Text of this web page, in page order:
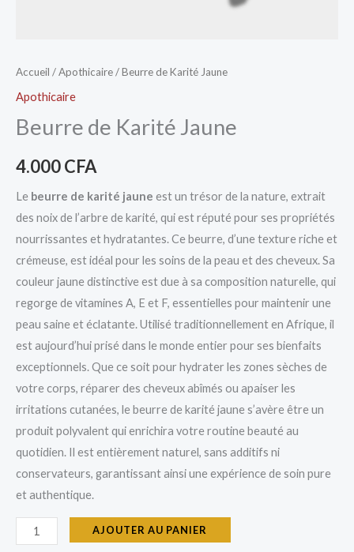
Accueil /Apothicaire/ Beurre de Karité Jaune
Apothicaire
Beurre de Karité Jaune
4.000CFA
Le beurre de karité jaune est un trésor de la nature, extrait
des noix de l’arbre de karité, qui est réputé pour ses propriétés
nourrissantes et hydratantes. Ce beurre, d’une texture riche et
crémeuse, est idéal pour les soins de la peau et des cheveux. Sa
couleur jaune distinctive est due à sa composition naturelle, qui
regorge de vitamines A, E et F, essentielles pour maintenir une
peau saine et éclatante. Utilisé traditionnellement en Afrique, il
est aujourd’hui prisé dans le monde entier pour ses bienfaits
exceptionnels. Que ce soit pour hydrater les zones sèches de
votre corps, réparer des cheveux abîmés ou apaiser les
irritations cutanées, le beurre de karité jaune s’avère être un
produit polyvalent qui enrichira votre routine beauté au
quotidien. Il est entièrement naturel, sans additifs ni
conservateurs, garantissant ainsi une expérience de soin pure
et authentique.
AJOUTER AU PANIER